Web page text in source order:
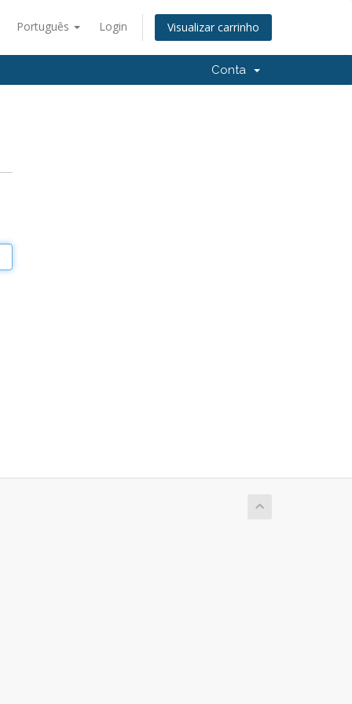
Português Login Visualizar carrinho
Conta